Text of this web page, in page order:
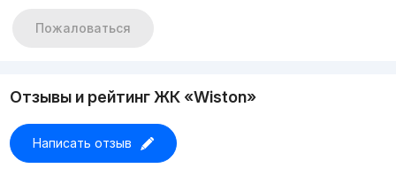
Пожаловаться
Отзывы и рейтинг ЖК «Wiston»
Написать отзыв